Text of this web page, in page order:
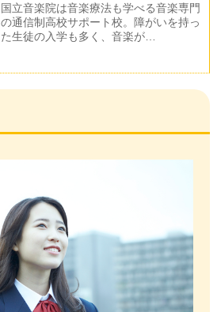
国立音楽院は音楽療法も学べる音楽専門
の通信制高校サポート校。障がいを持っ
た生徒の入学も多く、音楽が…